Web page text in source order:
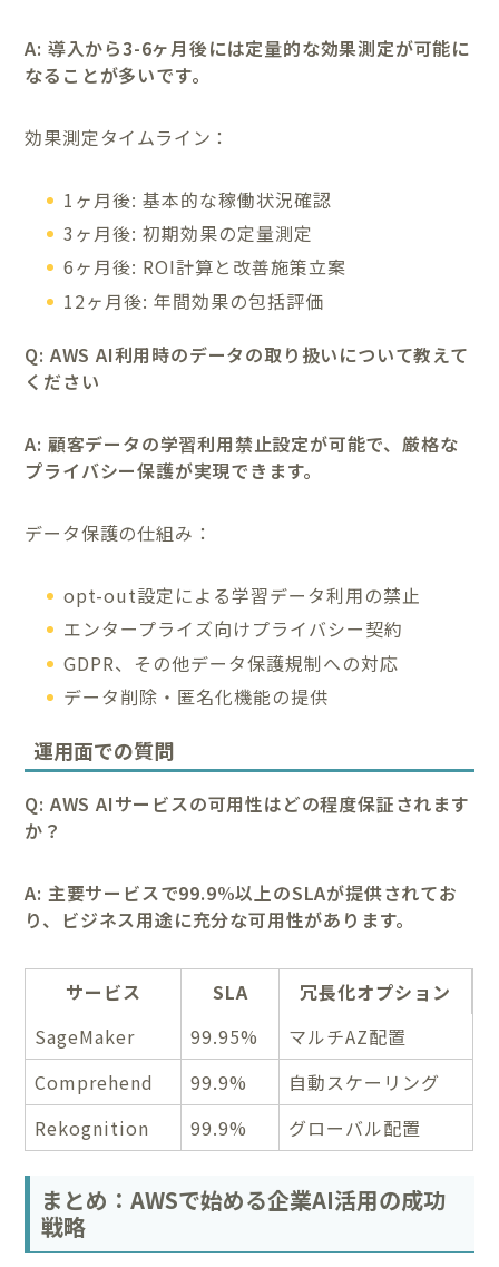
A: 導入から3-6ヶ月後には定量的な効果測定が可能に
なることが多いです。
効果測定タイムライン：
1ヶ月後: 基本的な稼働状況確認
3ヶ月後: 初期効果の定量測定
6ヶ月後: ROI計算と改善施策立案
12ヶ月後: 年間効果の包括評価
Q: AWS AI利用時のデータの取り扱いについて教えて
ください
A: 顧客データの学習利用禁止設定が可能で、厳格な
プライバシー保護が実現できます。
データ保護の仕組み：
opt-out設定による学習データ利用の禁止
エンタープライズ向けプライバシー契約
GDPR、その他データ保護規制への対応
データ削除・匿名化機能の提供
運用面での質問
Q: AWS AIサービスの可用性はどの程度保証されます
か？
A: 主要サービスで99.9%以上のSLAが提供されてお
り、ビジネス用途に充分な可用性があります。
サービス SLA
冗長化オプション
SageMaker
99.95%
マルチAZ配置
Comprehend
99.9%
自動スケーリング
Rekognition
99.9% グローバル配置
まとめ：AWSで始める企業AI活用の成功
戦略